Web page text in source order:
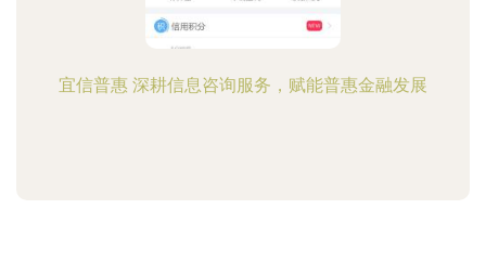
宜信普惠 深耕信息咨询服务，赋能普惠金融发展